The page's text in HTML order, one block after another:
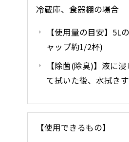
冷蔵庫、食器棚の場合
【使用量の目安】5L
ャップ約1/2杯)
【除菌(除臭)】液に
て拭いた後、水拭きす
【使用できるもの】